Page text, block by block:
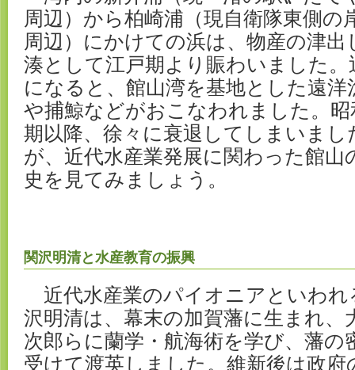
周辺）から柏崎浦（現自衛隊東側の
周辺）にかけての浜は、物産の津出
湊として江戸期より賑わいました。
になると、館山湾を基地とした遠洋
や捕鯨などがおこなわれました。昭
期以降、徐々に衰退してしまいまし
が、近代水産業発展に関わった館山
史を見てみましょう。
関沢明清と水産教育の振興
近代水産業のパイオニアといわれ
沢明清は、幕末の加賀藩に生まれ、
次郎らに蘭学・航海術を学び、藩の
受けて渡英しました。維新後は政府